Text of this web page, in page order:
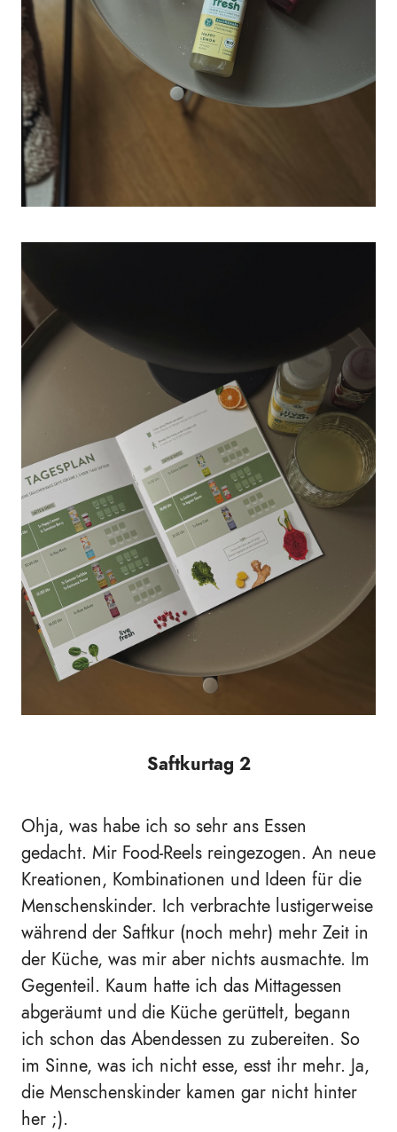
Saftkurtag 2
Ohja, was habe ich so sehr ans Essen
gedacht. Mir Food-Reels reingezogen. An neue
Kreationen, Kombinationen und Ideen für die
Menschenskinder. Ich verbrachte lustigerweise
während der Saftkur (noch mehr) mehr Zeit in
der Küche, was mir aber nichts ausmachte. Im
Gegenteil. Kaum hatte ich das Mittagessen
abgeräumt und die Küche gerüttelt, begann
ich schon das Abendessen zu zubereiten. So
im Sinne, was ich nicht esse, esst ihr mehr. Ja,
die Menschenskinder kamen gar nicht hinter
her ;).